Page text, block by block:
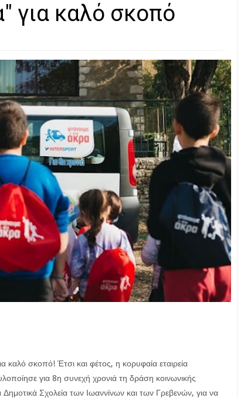
για καλό σκοπό
καλό σκοπό! Έτσι και φέτος, η κορυφαία εταιρεία
για 8η συνεχή χρονιά τη δράση κοινωνικής
Σχολεία των Ιωαννίνων και των Γρεβενών, για να